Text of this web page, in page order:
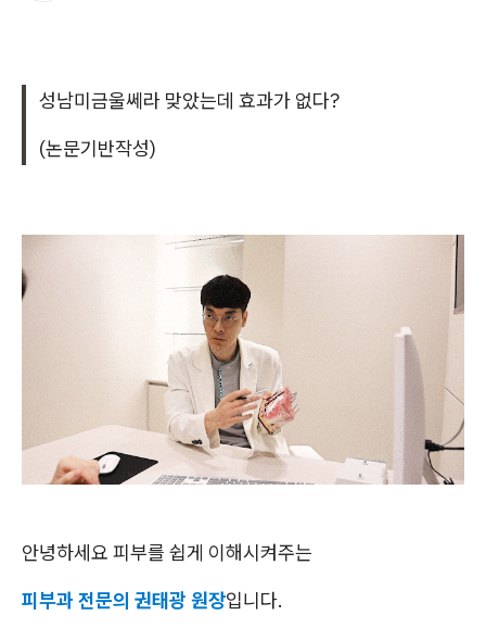
성남미금울쎄라 맞았는데 효과가 없다?
(논문기반작성)
안녕하세요 피부를 쉽게 이해시켜주는
피부과 전문의 권태광 원장입니다.